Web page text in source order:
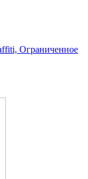
Ограниченное